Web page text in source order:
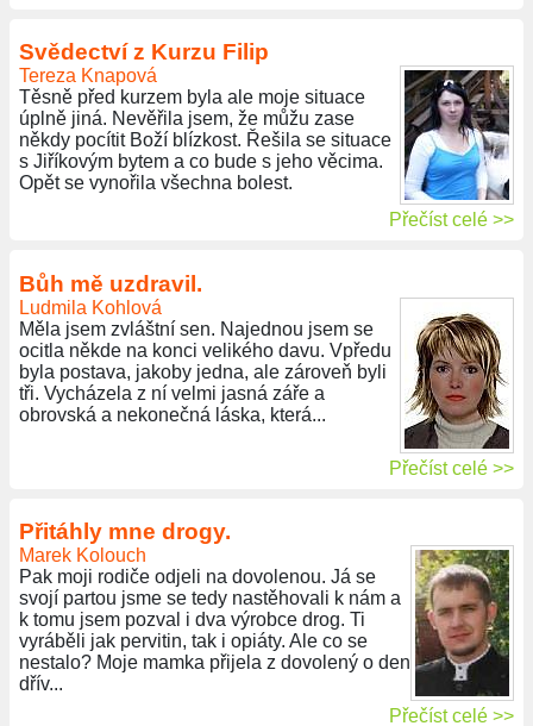
Svědectví z Kurzu Filip
Tereza Knapová
Těsně před kurzem byla ale moje situace
úplně jiná. Nevěřila jsem, že můžu zase
někdy pocítit Boží blízkost. Řešila se situace
s Jiříkovým bytem a co bude s jeho věcima.
Opět se vynořila všechna bolest.
Přečíst celé >>
Bůh mě uzdravil.
Ludmila Kohlová
Měla jsem zvláštní sen. Najednou jsem se
ocitla někde na konci velikého davu. Vpředu
byla postava, jakoby jedna, ale zároveň byli
tři. Vycházela z ní velmi jasná záře a
obrovská a nekonečná láska, která...
Přečíst celé >>
Přitáhly mne drogy.
Marek Kolouch
Pak moji rodiče odjeli na dovolenou. Já se
svojí partou jsme se tedy nastěhovali k nám a
k tomu jsem pozval i dva výrobce drog. Ti
vyráběli jak pervitin, tak i opiáty. Ale co se
nestalo? Moje mamka přijela z dovolený o den
dřív...
Přečíst celé >>